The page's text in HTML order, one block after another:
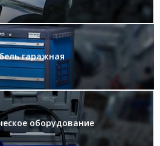
гаражная
оборудование